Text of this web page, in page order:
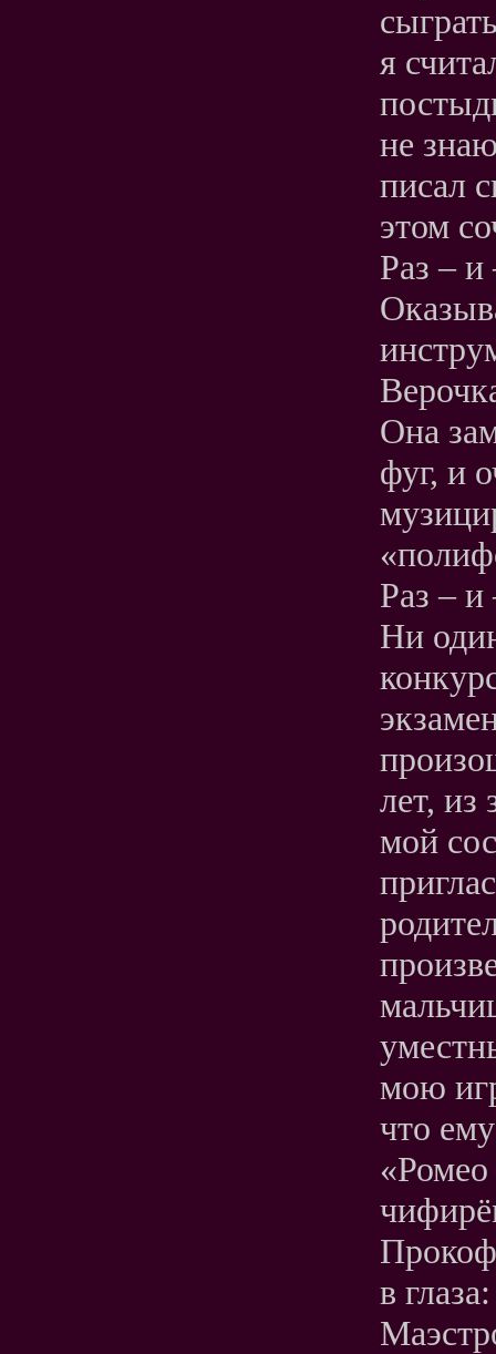
я
не
писал
этом
Раз –
Она
фуг, и
Раз –
Ни
лет,
мой
мою
что
в